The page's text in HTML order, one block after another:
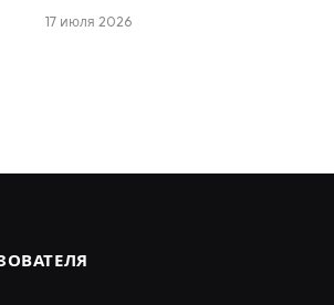
17 июля 2026